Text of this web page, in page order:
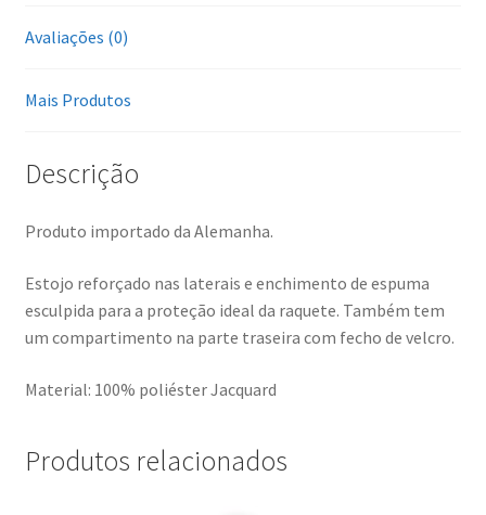
Avaliações (0)
Mais Produtos
Descrição
Produto importado da Alemanha.
Estojo reforçado nas laterais e enchimento de espuma
esculpida para a proteção ideal da raquete. Também tem
um compartimento na parte traseira com fecho de velcro.
Material: 100% poliéster Jacquard
Produtos relacionados